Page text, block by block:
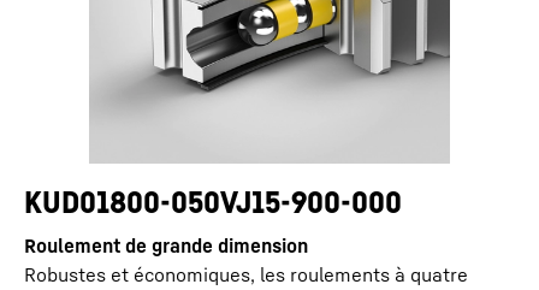
KUD01800-050VJ15-900-000
Roulement de grande dimension
Robustes et économiques, les roulements à quatre